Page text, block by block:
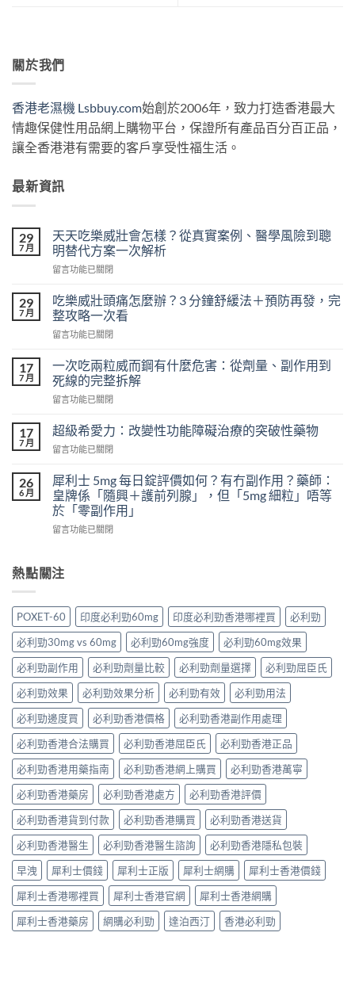
關於我們
香港老濕機 Lsbbuy.com始創於2006年，致力打造香港最大
情趣保健性用品網上購物平台，保證所有產品百分百正品，
讓全香港港有需要的客戶享受性福生活。
最新資訊
29
7 月
天天吃樂威壯會怎樣？從真實案例、醫學風險到聰
明替代方案一次解析
在
天
吃
樂
威
會
怎
樣？
從
實
案
例、
學
風
險
到
替
代
案
一
次
解
析〉
中
留言功能已關閉
29
7 月
吃樂威壯頭痛怎麼辦？3 分鐘舒緩法＋預防再發，完
整攻略一次看
在
威
壯
頭
怎
辦？
分
鐘
舒
法
防
完
整
攻
略
一
次
看〉
中
留言功能已關閉
17
7 月
一次吃兩粒威而鋼有什麼危害：從劑量、副作用到
死線的完整拆解
在
次
吃
兩
威
而
鋼
有
什
害：
量、
副
作
用
到
死
線
的
完
整
拆
解〉
中
留言功能已關閉
17
7 月
超級希愛力：改變性功能障礙治療的突破性藥物
在
級
希
愛
力：
改
功
能
礙
治
療
的
突
破
性
藥
物〉
中
留言功能已關閉
26
6 月
犀利士 5mg 每日錠評價如何？有冇副作用？藥師：
皇牌係「隨興＋護前列腺」，但「5mg 細粒」唔等
於「零副作用」
在
士
5mg
日
錠
評
價
如
何？
有
冇
副
作
用？
藥
師：
皇
牌
係
「隨
興
＋
護
前
列
腺」，
但
「5mg
留言功能已關閉
熱點關注
POXET-60 印度必利勁60mg 印度必利勁香港哪裡買
必利勁
必利勁30mg vs 60mg
必利勁60mg強度
必利勁60mg效果
必利勁副作用
必利勁劑量比較 必利勁劑量選擇
必利勁屈臣氏
必利勁效果
必利勁效果分析 必利勁有效
必利勁用法
必利勁邊度買
必利勁香港價格
必利勁香港副作用處理
必利勁香港合法購買
必利勁香港屈臣氏
必利勁香港正品
必利勁香港用藥指南
必利勁香港網上購買
必利勁香港萬寧
必利勁香港藥房
必利勁香港處方
必利勁香港評價
必利勁香港貨到付款
必利勁香港購買
必利勁香港送貨
必利勁香港醫生
必利勁香港醫生諮詢
必利勁香港隱私包裝
早洩
犀利士價錢 犀利士正版 犀利士網購
犀利士香港價錢
犀利士香港哪裡買
犀利士香港官網
犀利士香港網購
犀利士香港藥房
網購必利勁 達泊西汀 香港必利勁